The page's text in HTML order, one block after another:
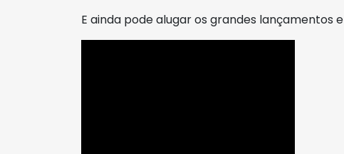
E ainda pode alugar os grandes lançamentos